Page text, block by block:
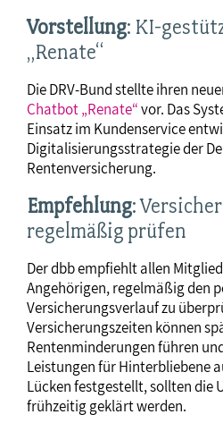
Vorstellung: KI-
„Renate“
Die DRV-Bund stellte ihren
Chatbot „Renate“vor. Das
Einsatz im Kundenservice
Digitalisierungsstrategie der
Rentenversicherung.
Empfehlung:
regelmäßig prüfen
Der dbb empfiehlt allen
Angehörigen, regelmäßig den
Versicherungsverlauf zu
Versicherungszeiten können
Rentenminderungen führen
Leistungen für Hinterbliebene
Lücken festgestellt, sollten die
frühzeitig geklärt werden.